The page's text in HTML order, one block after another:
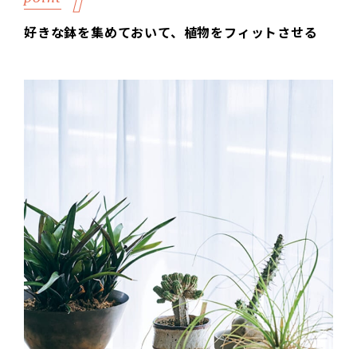
好きな鉢を集めておいて、植物をフィットさせる